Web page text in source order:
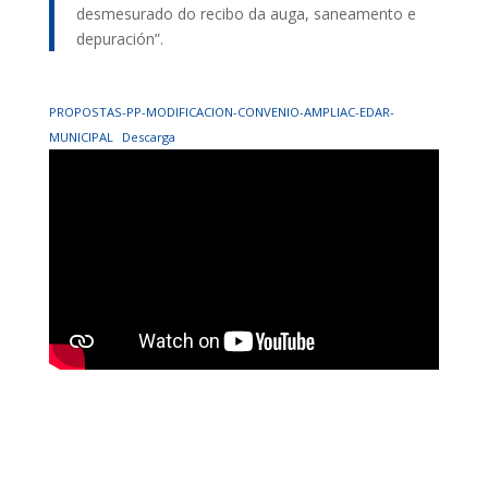
desmesurado do recibo da auga, saneamento e
depuración”.
PROPOSTAS-PP-MODIFICACION-CONVENIO-AMPLIAC-EDAR-
MUNICIPAL
Descarga